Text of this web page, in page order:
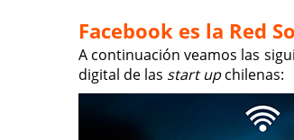
Facebook es la Red
A continuación veamos las
digital de las start upchilenas: